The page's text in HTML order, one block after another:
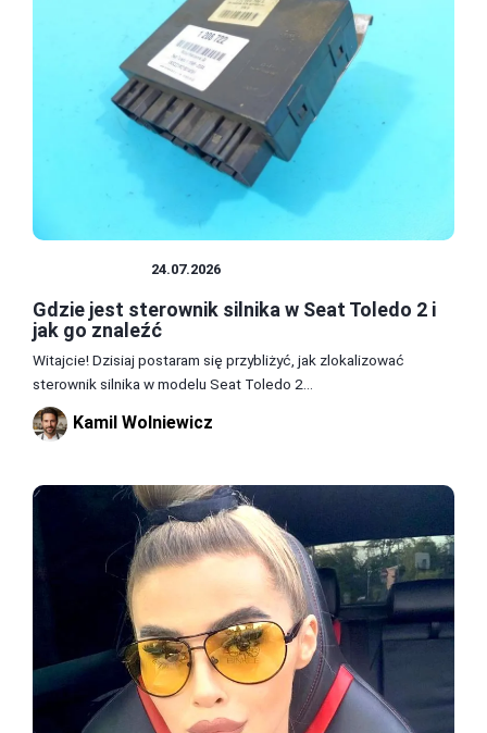
24.07.2026
Gdzie jest sterownik silnika w Seat Toledo 2 i
jak go znaleźć
Witajcie! Dzisiaj postaram się przybliżyć, jak zlokalizować
sterownik silnika w modelu Seat Toledo 2...
Kamil Wolniewicz